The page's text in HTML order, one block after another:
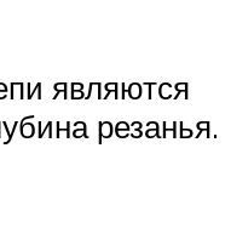
являются
резанья.